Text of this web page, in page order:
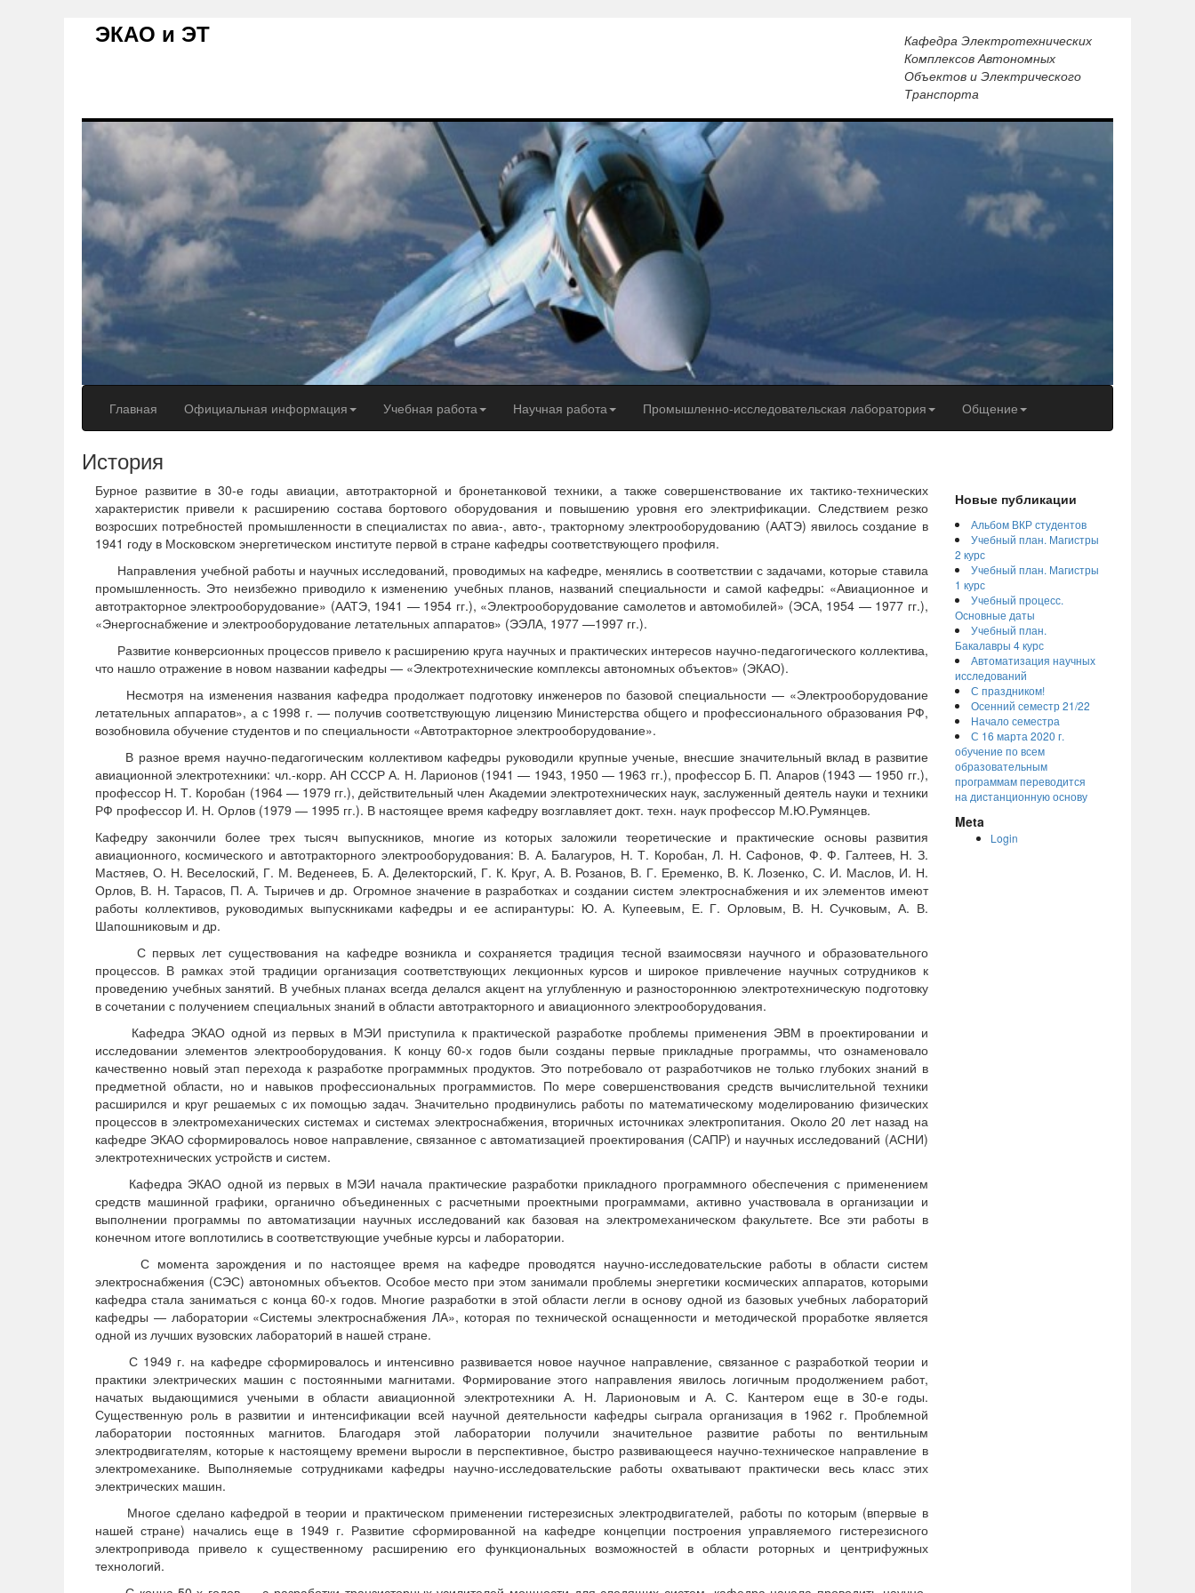
ЭКАО и ЭТ
Кафедра Электротехнических
Комплексов Автономных
Объектов и Электрического
Транспорта
Главная Официальная информация Учебная работа Научная работа Промышленно-исследовательская лаборатория Общение
История
Бурное развитие в 30-е годы авиации, автотракторной и бронетанковой техники, а также совершенствование их тактико-технических
характеристик привели к расширению состава бортового оборудования и повышению уровня его электрификации. Следствием резко
возросших потребностей промышленности в специалистах по авиа-, авто-, тракторному электрооборудованию (ААТЭ) явилось создание в
1941 году в Московском энергетическом институте первой в стране кафедры соответствующего профиля.
Направления учебной работы и научных исследований, проводимых на кафедре, менялись в соответствии с задачами, которые ставила
промышленность. Это неизбежно приводило к изменению учебных планов, названий специальности и самой кафедры: «Авиационное и
автотракторное электрооборудование» (ААТЭ, 1941 — 1954 гг.), «Электрооборудование самолетов и автомобилей» (ЭСА, 1954 — 1977 гг.),
«Энергоснабжение и электрооборудование летательных аппаратов» (ЭЭЛА, 1977 —1997 гг.).
Развитие конверсионных процессов привело к расширению круга научных и практических интересов научно-педагогического коллектива,
что нашло отражение в новом названии кафедры — «Электротехнические комплексы автономных объектов» (ЭКАО).
Несмотря на изменения названия кафедра продолжает подготовку инженеров по базовой специальности — «Электрооборудование
летательных аппаратов», а с 1998 г. — получив соответствующую лицензию Министерства общего и профессионального образования РФ,
возобновила обучение студентов и по специальности «Автотракторное электрооборудование».
В разное время научно-педагогическим коллективом кафедры руководили крупные ученые, внесшие значительный вклад в развитие
авиационной электротехники: чл.-корр. АН СССР А. Н. Ларионов (1941 — 1943, 1950 — 1963 гг.), профессор Б. П. Апаров (1943 — 1950 гг.),
профессор Н. Т. Коробан (1964 — 1979 гг.), действительный член Академии электротехнических наук, заслуженный деятель науки и техники
РФ профессор И. Н. Орлов (1979 — 1995 гг.). В настоящее время кафедру возглавляет докт. техн. наук профессор М.Ю.Румянцев.
Кафедру закончили более трех тысяч выпускников, многие из которых заложили теоретические и практические основы развития
авиационного, космического и автотракторного электрооборудования: В. А. Балагуров, Н. Т. Коробан, Л. Н. Сафонов, Ф. Ф. Галтеев, Н. З.
Мастяев, О. Н. Веселоский, Г. М. Веденеев, Б. А. Делекторский, Г. К. Круг, А. В. Розанов, В. Г. Еременко, В. К. Лозенко, С. И. Маслов, И. Н.
Орлов, В. Н. Тарасов, П. А. Тыричев и др. Огромное значение в разработках и создании систем электроснабжения и их элементов имеют
работы коллективов, руководимых выпускниками кафедры и ее аспирантуры: Ю. А. Купеевым, Е. Г. Орловым, В. Н. Сучковым, А. В.
Шапошниковым и др.
С первых лет существования на кафедре возникла и сохраняется традиция тесной взаимосвязи научного и образовательного
процессов. В рамках этой традиции организация соответствующих лекционных курсов и широкое привлечение научных сотрудников к
проведению учебных занятий. В учебных планах всегда делался акцент на углубленную и разностороннюю электротехническую подготовку
в сочетании с получением специальных знаний в области автотракторного и авиационного электрооборудования.
Кафедра ЭКАО одной из первых в МЭИ приступила к практической разработке проблемы применения ЭВМ в проектировании и
исследовании элементов электрооборудования. К концу 60-х годов были созданы первые прикладные программы, что ознаменовало
качественно новый этап перехода к разработке программных продуктов. Это потребовало от разработчиков не только глубоких знаний в
предметной области, но и навыков профессиональных программистов. По мере совершенствования средств вычислительной техники
расширился и круг решаемых с их помощью задач. Значительно продвинулись работы по математическому моделированию физических
процессов в электромеханических системах и системах электроснабжения, вторичных источниках электропитания. Около 20 лет назад на
кафедре ЭКАО сформировалось новое направление, связанное с автоматизацией проектирования (САПР) и научных исследований (АСНИ)
электротехнических устройств и систем.
Кафедра ЭКАО одной из первых в МЭИ начала практические разработки прикладного программного обеспечения с применением
средств машинной графики, органично объединенных с расчетными проектными программами, активно участвовала в организации и
выполнении программы по автоматизации научных исследований как базовая на электромеханическом факультете. Все эти работы в
конечном итоге воплотились в соответствующие учебные курсы и лаборатории.
С момента зарождения и по настоящее время на кафедре проводятся научно-исследовательские работы в области систем
электроснабжения (СЭС) автономных объектов. Особое место при этом занимали проблемы энергетики космических аппаратов, которыми
кафедра стала заниматься с конца 60-х годов. Многие разработки в этой области легли в основу одной из базовых учебных лабораторий
кафедры — лаборатории «Системы электроснабжения ЛА», которая по технической оснащенности и методической проработке является
одной из лучших вузовских лабораторий в нашей стране.
С 1949 г. на кафедре сформировалось и интенсивно развивается новое научное направление, связанное с разработкой теории и
практики электрических машин с постоянными магнитами. Формирование этого направления явилось логичным продолжением работ,
начатых выдающимися учеными в области авиационной электротехники А. Н. Ларионовым и А. С. Кантером еще в 30-е годы.
Существенную роль в развитии и интенсификации всей научной деятельности кафедры сыграла организация в 1962 г. Проблемной
лаборатории постоянных магнитов. Благодаря этой лаборатории получили значительное развитие работы по вентильным
электродвигателям, которые к настоящему времени выросли в перспективное, быстро развивающееся научно-техническое направление в
электромеханике. Выполняемые сотрудниками кафедры научно-исследовательские работы охватывают практически весь класс этих
электрических машин.
Многое сделано кафедрой в теории и практическом применении гистерезисных электродвигателей, работы по которым (впервые в
нашей стране) начались еще в 1949 г. Развитие сформированной на кафедре концепции построения управляемого гистерезисного
электропривода привело к существенному расширению его функциональных возможностей в области роторных и центрифужных
технологий.
Новые публикации
Альбом ВКР студентов
Учебный план. Магистры
2 курс
Учебный план. Магистры
1 курс
Учебный процесс.
Основные даты
Учебный план.
Бакалавры 4 курс
Автоматизация научных
исследований
С праздником!
Осенний семестр 21/22
Начало семестра
С 16 марта 2020 г.
обучение по всем
образовательным
программам переводится
на дистанционную основу
Meta
Login